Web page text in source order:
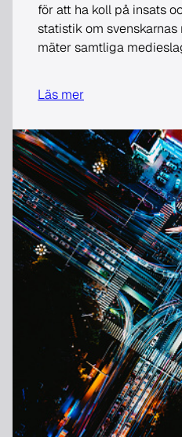
för att ha koll på insats
statistik om
mäter samtliga
Läs mer